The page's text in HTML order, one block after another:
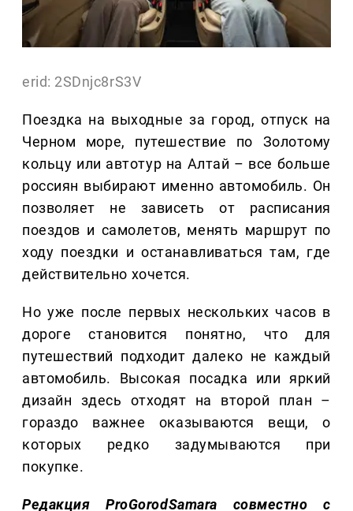
erid: 2SDnjc8rS3V
Поездка на выходные за город, отпуск на
Черном море, путешествие по Золотому
кольцу или автотур на Алтай – все больше
россиян выбирают именно автомобиль. Он
позволяет не зависеть от расписания
поездов и самолетов, менять маршрут по
ходу поездки и останавливаться там, где
действительно хочется.
Но уже после первых нескольких часов в
дороге становится понятно, что для
путешествий подходит далеко не каждый
автомобиль. Высокая посадка или яркий
дизайн здесь отходят на второй план –
гораздо важнее оказываются вещи, о
которых редко задумываются при
покупке.
Редакция ProGorodSamara совместно с